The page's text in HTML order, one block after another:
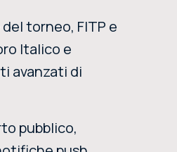
torneo, FITP e
Italico e
avanzati di
pubblico,